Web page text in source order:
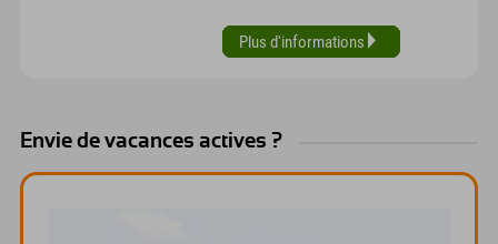
Plus d'informations
Envie de vacances actives ?